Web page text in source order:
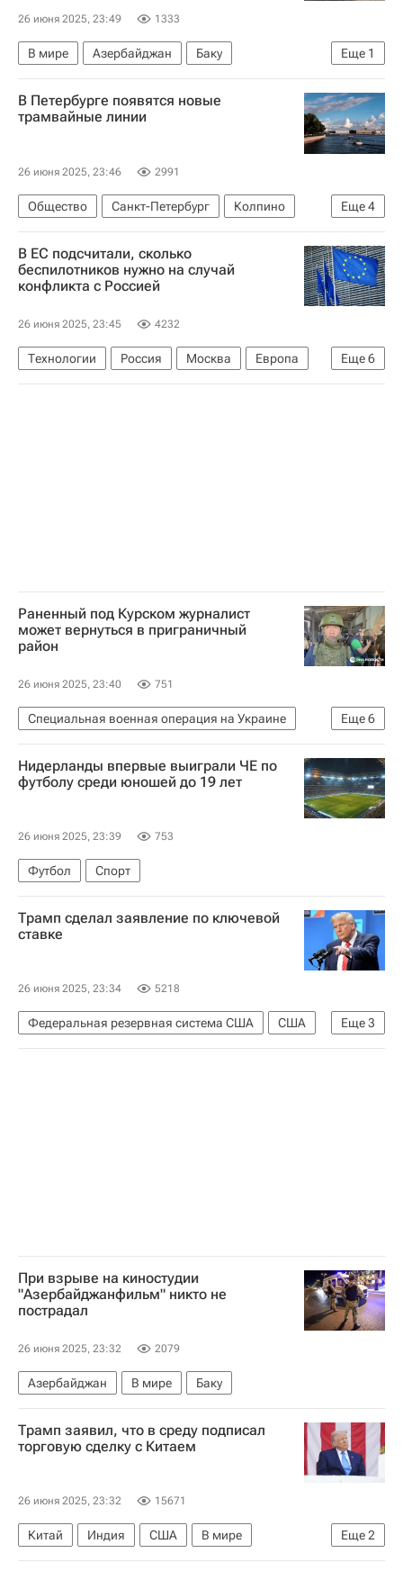
26 июня 2025, 23:49 1333
Еще 1
В мире Азербайджан
Баку
МЧС России (Министерство РФ по делам гражданской обороны, чрезвычайным ситуациям и ликвидации последствий стихийных бедствий)
В Петербурге появятся новые
трамвайные линии
26 июня 2025, 23:46 2991
Еще4
Общество Санкт-Петербург
Колпино
Пушкинский район (Московская область)
Александр Беглов
Санкт-Петербургский университет информационных технологий
Пулково (аэропорт)
В ЕС подсчитали, сколько
беспилотников нужно на случай
конфликта с Россией
26 июня 2025, 23:45 4232
Еще6
Технологии Россия Москва
Европа
Андрюс Кубилюс
Владимир Путин
Раненный под Курском журналист
может вернуться в приграничный
район
26 июня 2025, 23:40 751
Еще6
Специальная военная операция на Украине
Курская область
Россия
Курск
Мария Захарова
Нидерланды впервые выиграли ЧЕ по
футболу среди юношей до 19 лет
26 июня 2025, 23:39 753
Футбол Спорт
Трамп сделал заявление по ключевой
ставке
26 июня 2025, 23:34 5218
Еще3
Федеральная резервная система США
США
Дональд Трамп
Джером Пауэлл В мире
При взрыве на киностудии
"Азербайджанфильм" никто не
пострадал
26 июня 2025, 23:32 2079
Азербайджан В мире Баку
Трамп заявил, что в среду подписал
торговую сделку с Китаем
26 июня 2025, 23:32 15671
Еще2
Китай Индия США
В мире
Дональд Трамп
Пекин